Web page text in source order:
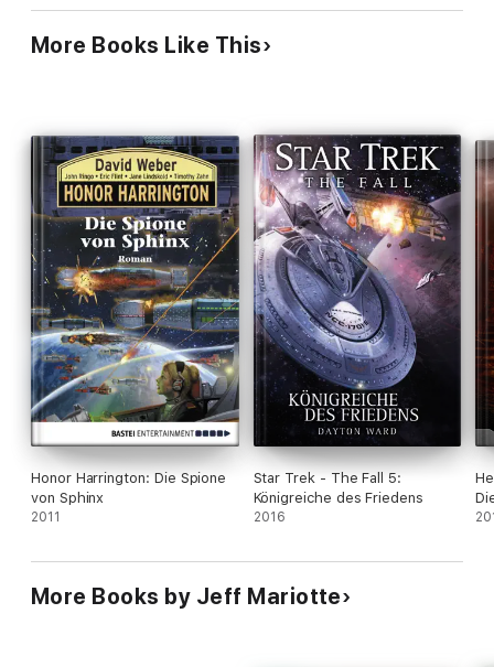
More Books Like This
Honor Harrington: Die Spione
von Sphinx
2011
Star Trek - The Fall 5:
Königreiche des Friedens
2016
More Books by Jeff Mariotte